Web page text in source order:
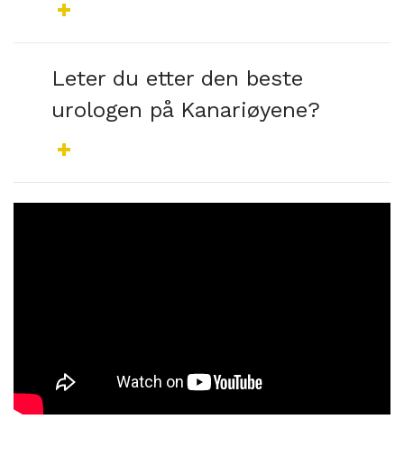
Leter du etter den beste
urologen på Kanariøyene?